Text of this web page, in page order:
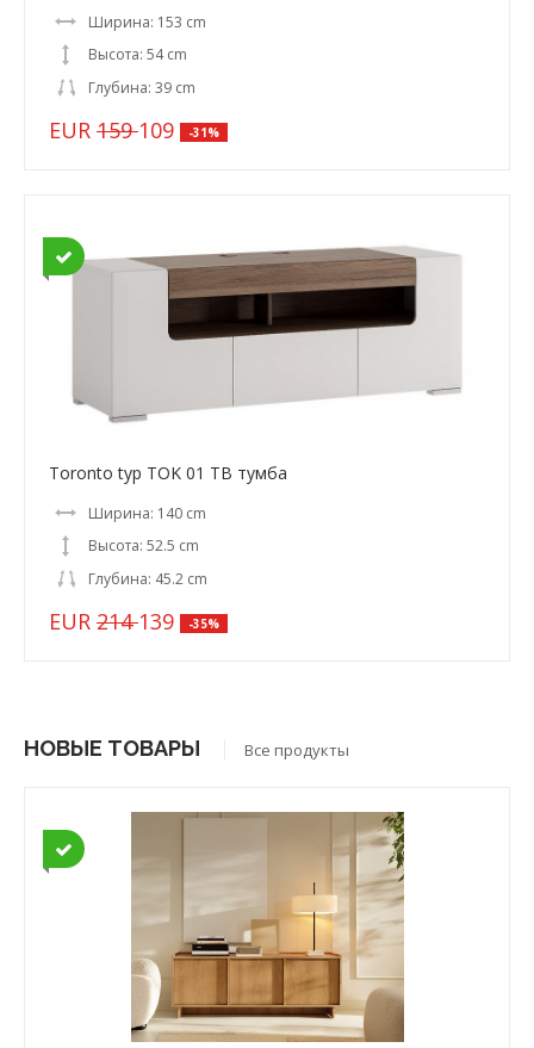
Ширина: 153 cm
Высота: 54 cm
Глубина: 39 cm
EUR 159109 -31%
Toronto typ TOK 01 ТВ тумба
Ширина: 140 cm
Высота: 52.5 cm
Глубина: 45.2 cm
EUR 214139 -35%
НОВЫЕ ТОВАРЫ Все продукты